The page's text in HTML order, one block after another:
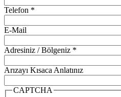
Telefon *
E-Mail
Adresiniz / Bölgeniz *
Arızayı Kısaca Anlatınız
CAPTCHA